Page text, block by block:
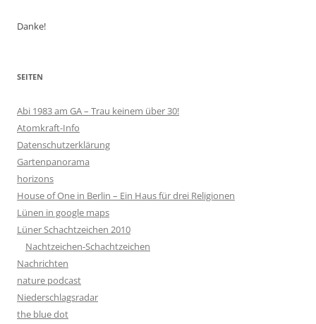
Danke!
SEITEN
Abi 1983 am GA – Trau keinem über 30!
Atomkraft-Info
Datenschutzerklärung
Gartenpanorama
horizons
House of One in Berlin – Ein Haus für drei Religionen
Lünen in google maps
Lüner Schachtzeichen 2010
Nachtzeichen-Schachtzeichen
Nachrichten
nature podcast
Niederschlagsradar
the blue dot